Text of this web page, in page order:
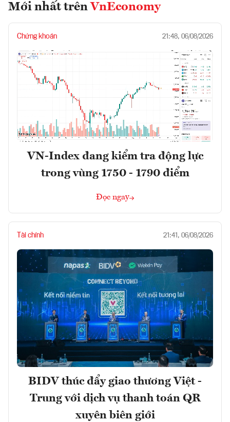
Mới nhất trên VnEconomy
Chứng khoán 21:48, 06/08/2026
VN-Index đang kiểm tra động lực
trong vùng 1750 - 1790 điểm
Đọc ngay
Tài chính 21:41, 06/08/2026
BIDV thúc đẩy giao thương Việt -
Trung với dịch vụ thanh toán QR
xuyên biên giới